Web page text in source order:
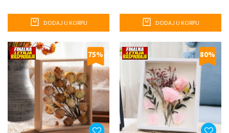
DODAJ U KORPU DODAJ U KORPU
75% 80%